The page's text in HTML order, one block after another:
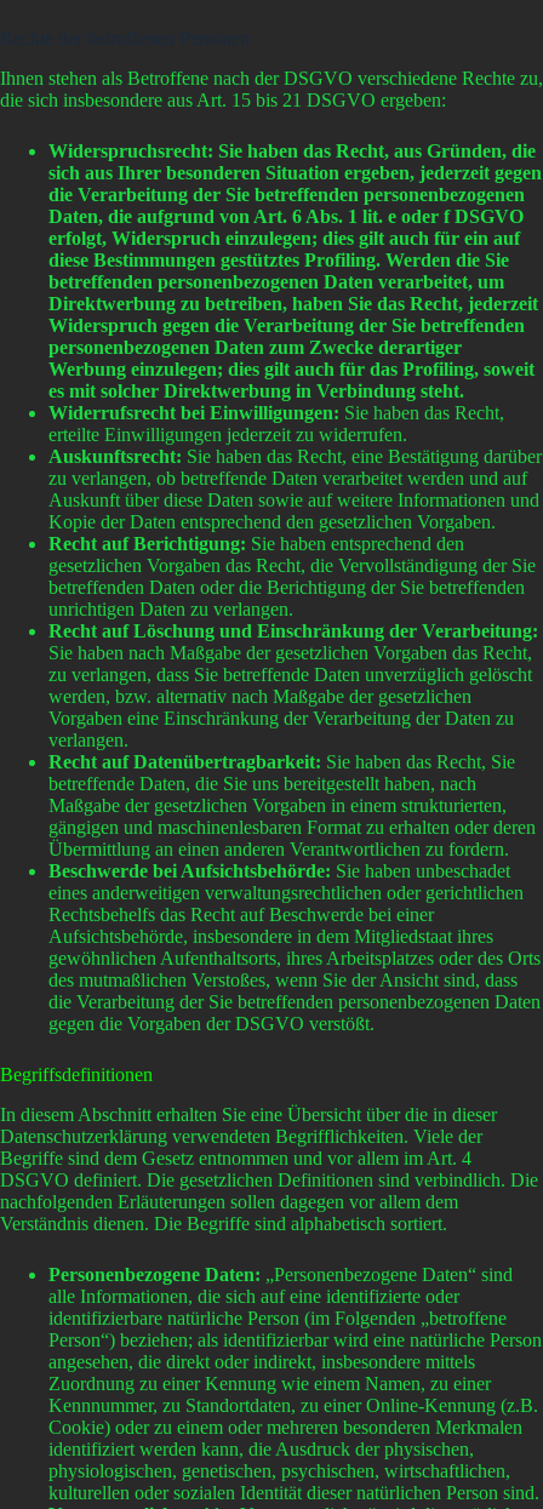
Ihnen stehen als Betroffene nach der DSGVO verschiedene Rechte zu,
die sich insbesondere aus Art. 15 bis 21 DSGVO ergeben:
Widerspruchsrecht: Sie haben das Recht, aus Gründen, die
sich aus Ihrer besonderen Situation ergeben, jederzeit gegen
die Verarbeitung der Sie betreffenden personenbezogenen
Daten, die aufgrund von Art. 6 Abs. 1 lit. e oder f DSGVO
erfolgt, Widerspruch einzulegen; dies gilt auch für ein auf
diese Bestimmungen gestütztes Profiling. Werden die Sie
betreffenden personenbezogenen Daten verarbeitet, um
Direktwerbung zu betreiben, haben Sie das Recht, jederzeit
Widerspruch gegen die Verarbeitung der Sie betreffenden
personenbezogenen Daten zum Zwecke derartiger
Werbung einzulegen; dies gilt auch für das Profiling, soweit
es mit solcher Direktwerbung in Verbindung steht.
Widerrufsrecht bei Einwilligungen: Sie haben das Recht,
erteilte Einwilligungen jederzeit zu widerrufen.
Auskunftsrecht: Sie haben das Recht, eine Bestätigung darüber
zu verlangen, ob betreffende Daten verarbeitet werden und auf
Auskunft über diese Daten sowie auf weitere Informationen und
Kopie der Daten entsprechend den gesetzlichen Vorgaben.
Recht auf Berichtigung: Sie haben entsprechend den
gesetzlichen Vorgaben das Recht, die Vervollständigung der Sie
betreffenden Daten oder die Berichtigung der Sie betreffenden
unrichtigen Daten zu verlangen.
Recht auf Löschung und Einschränkung der Verarbeitung:
Sie haben nach Maßgabe der gesetzlichen Vorgaben das Recht,
zu verlangen, dass Sie betreffende Daten unverzüglich gelöscht
werden, bzw. alternativ nach Maßgabe der gesetzlichen
Vorgaben eine Einschränkung der Verarbeitung der Daten zu
verlangen.
Recht auf Datenübertragbarkeit: Sie haben das Recht, Sie
betreffende Daten, die Sie uns bereitgestellt haben, nach
Maßgabe der gesetzlichen Vorgaben in einem strukturierten,
gängigen und maschinenlesbaren Format zu erhalten oder deren
Übermittlung an einen anderen Verantwortlichen zu fordern.
Beschwerde bei Aufsichtsbehörde: Sie haben unbeschadet
eines anderweitigen verwaltungsrechtlichen oder gerichtlichen
Rechtsbehelfs das Recht auf Beschwerde bei einer
Aufsichtsbehörde, insbesondere in dem Mitgliedstaat ihres
gewöhnlichen Aufenthaltsorts, ihres Arbeitsplatzes oder des Orts
des mutmaßlichen Verstoßes, wenn Sie der Ansicht sind, dass
die Verarbeitung der Sie betreffenden personenbezogenen Daten
gegen die Vorgaben der DSGVO verstößt.
Begriffsdefinitionen
In diesem Abschnitt erhalten Sie eine Übersicht über die in dieser
Datenschutzerklärung verwendeten Begrifflichkeiten. Viele der
Begriffe sind dem Gesetz entnommen und vor allem im Art. 4
DSGVO definiert. Die gesetzlichen Definitionen sind verbindlich. Die
nachfolgenden Erläuterungen sollen dagegen vor allem dem
Verständnis dienen. Die Begriffe sind alphabetisch sortiert.
Personenbezogene Daten: „Personenbezogene Daten“ sind
alle Informationen, die sich auf eine identifizierte oder
identifizierbare natürliche Person (im Folgenden „betroffene
Person“) beziehen; als identifizierbar wird eine natürliche Person
angesehen, die direkt oder indirekt, insbesondere mittels
Zuordnung zu einer Kennung wie einem Namen, zu einer
Kennnummer, zu Standortdaten, zu einer Online-Kennung (z.B.
Cookie) oder zu einem oder mehreren besonderen Merkmalen
identifiziert werden kann, die Ausdruck der physischen,
physiologischen, genetischen, psychischen, wirtschaftlichen,
kulturellen oder sozialen Identität dieser natürlichen Person sind.